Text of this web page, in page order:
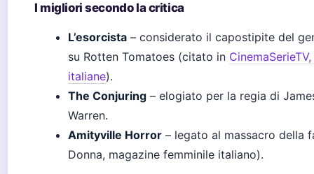
I migliori secondo la critica
L’esorcista – considerato il capostipite del
su Rotten Tomatoes (citato in
italiane).
The Conjuring – elogiato per la regia di
Warren.
Amityville Horror – legato al massacro della
Donna, magazine femminile italiano).